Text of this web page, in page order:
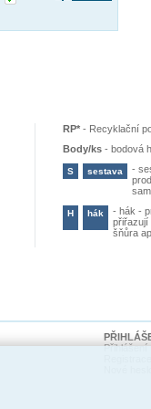
RP* - Recyklační
Body/ks -bodová
S sestava -
H hák -hák -
přiřazují
šňůra
Přihlášení